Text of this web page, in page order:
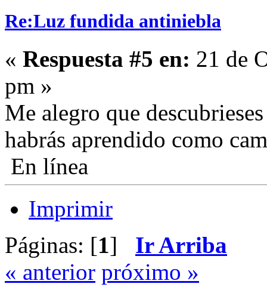
Re:Luz fundida antiniebla
« Respuesta #5 en: 21 de
pm »
Me alegro que
habrás aprendido como
En línea
Imprimir
Páginas: [1] Ir Arriba
« anterior próximo »